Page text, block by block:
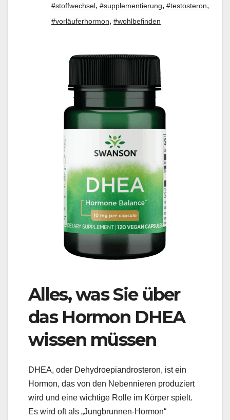
#stoffwechsel, #supplementierung, #testosteron,
#vorläuferhormon, #wohlbefinden
Alles, was Sie über
das Hormon DHEA
wissen müssen
DHEA, oder Dehydroepiandrosteron, ist ein
Hormon, das von den Nebennieren produziert
wird und eine wichtige Rolle im Körper spielt.
Es wird oft als „Jungbrunnen-Hormon“